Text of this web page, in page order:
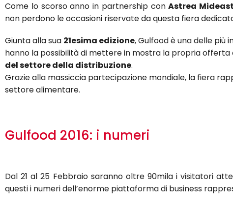
Come lo scorso anno in partnership conAstrea
non perdono le occasioni riservate da questa fiera
Giunta alla sua 21esima edizione, Gulfood è una delle più
hanno la possibilità di mettere in mostra la propria offerta
del settore della distribuzione.
Grazie alla massiccia partecipazione mondiale, la fiera
settore alimentare.
Gulfood 2016: i numeri
Dal 21 al 25 Febbraio saranno oltre 90mila i visitatori
questi i numeri dell’enorme piattaforma di business